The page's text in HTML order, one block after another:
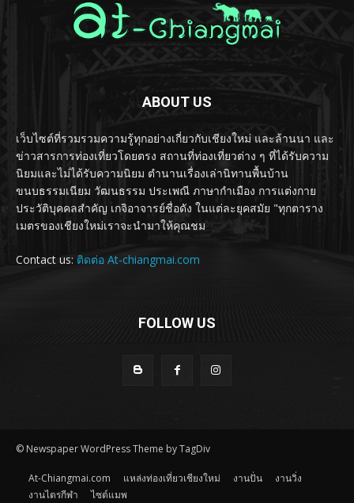
ABOUT US
เว็บไซต์ที่รวมรวมความรู้ทุกอย่างเกี่ยวกับเชียงใหม่ และล้านนา และ
ข่าวสารการท่องเที่ยวโดยตรง สถานที่ท่องเที่ยวต่าง ๆ ที่ได้รับความ
นิยมและไม่ได้รับความนิยม ตำนานเรื่องเล่านิทานพื้นบ้าน
ขนบธรรมเนียม วัฒนธรรม ประเพณี ภาษากำเมือง การแต่งกาย
ประวัติบุคคลสำคัญ เกจิอาจารย์ชื่อดัง ในแต่ละยุคสมัย "ทุกตาราง
เมตรของเชียงใหม่เราจะนำมาให้คุณชม
Contact us: ติดต่อ At-chiangmai.com
FOLLOW US
© Newspaper WordPress Theme by TagDiv
At-Chiangmai.com แหล่งท่องเที่ยวเชียงใหม่ งานปั่น
งานวิ่ง
งานไตรกีฬา
ไซต์แมพ